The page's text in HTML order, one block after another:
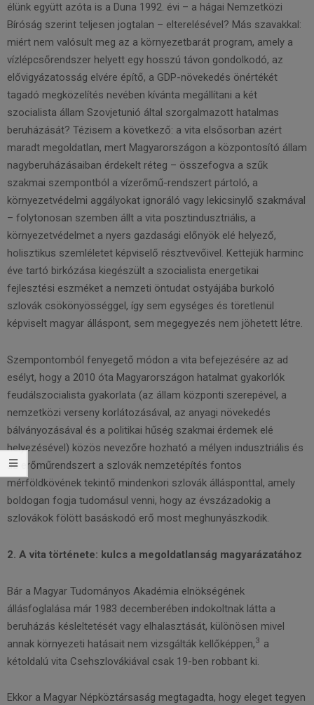
élünk együtt azóta is a Duna 1992. évi – a hágai Nemzetközi
Bíróság szerint teljesen jogtalan – elterelésével? Más szavakkal:
miért nem valósult meg az a környezetbarát program, amely a
vízlépcsőrendszer helyett egy hosszú távon gondolkodó, az
elővigyázatosság elvére építő, a GDP-növekedés önértékét
tagadó megközelítés nevében kívánta megállítani a két
szocialista állam Szovjetunió által szorgalmazott hatalmas
beruházását? Tézisem a következő: a vita elsősorban azért
maradt megoldatlan, mert Magyarországon a központosító állam
nagyberuházásaiban érdekelt réteg – összefogva a szűk
szakmai szempontból a vízerőmű-rendszert pártoló, a
környezetvédelmi aggályokat ignoráló vagy lekicsinylő szakmával
– folytonosan szemben állt a vita posztindusztriális, a
környezetvédelmet a nyers gazdasági előnyök elé helyező,
holisztikus szemléletet képviselő résztvevőivel. Kettejük harminc
éve tartó birkózása kiegészült a szocialista energetikai
fejlesztési eszméket a nemzeti öntudat ostyájába burkoló
szlovák csökönyösséggel, így sem egységes és töretlenül
képviselt magyar álláspont, sem megegyezés nem jöhetett létre.
Szempontomból fenyegető módon a vita befejezésére az ad
esélyt, hogy a 2010 óta Magyarországon hatalmat gyakorlók
feudálszocialista gyakorlata (az állam központi szerepével, a
nemzetközi verseny korlátozásával, az anyagi növekedés
bálványozásával és a politikai hűség szakmai érdemek elé
helyezésével) közös nevezőre hozható a mélyen indusztriális és
az erőműrendszert a szlovák nemzetépítés fontos
mérföldkövének tekintő mindenkori szlovák állásponttal, amely
boldogan fogja tudomásul venni, hogy az évszázadokig a
szlovákok fölött basáskodó erő most meghunyászkodik.
2. A vita története: kulcs a megoldatlanság magyarázatához
Bár a Magyar Tudományos Akadémia elnökségének
állásfoglalása már 1983 decemberében indokoltnak látta a
beruházás késleltetését vagy elhalasztását, különösen mivel
annak környezeti hatásait nem vizsgálták kellőképpen,3 a
kétoldalú vita Csehszlovákiával csak 19-ben robbant ki.
Ekkor a Magyar Népköztársaság megtagadta, hogy eleget tegyen